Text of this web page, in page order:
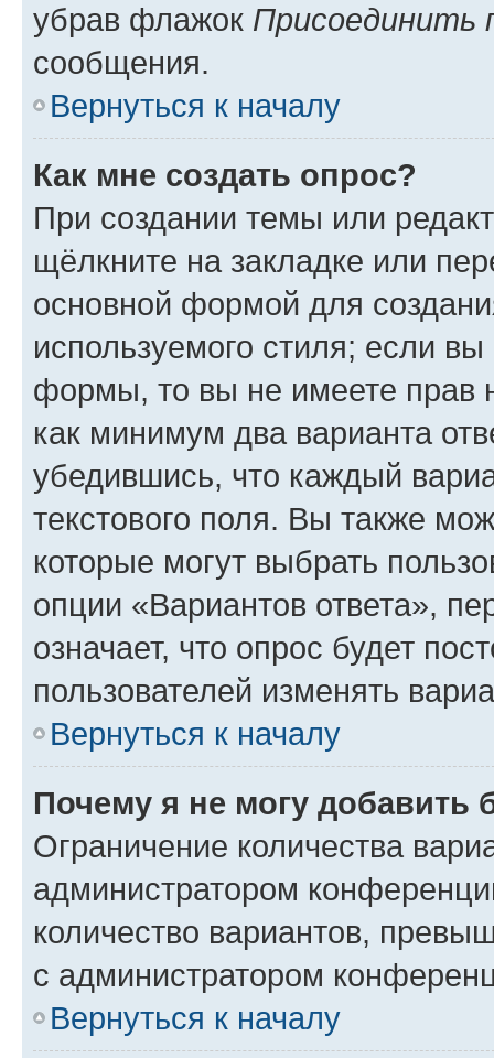
убрав флажок Присоединить
сообщения.
Вернуться к началу
Как мне создать опрос?
При создании темы или
щёлкните на закладке или
основной формой для
используемого стиля; если
формы, то вы не имеете прав
как минимум два варианта
убедившись, что каждый
текстового поля. Вы также
которые могут выбрать
опции «Вариантов ответа»,
означает, что опрос будет
пользователей изменять
Вернуться к началу
Почему я не могу добавить
Ограничение количества
администратором
количество вариантов,
с администратором
Вернуться к началу